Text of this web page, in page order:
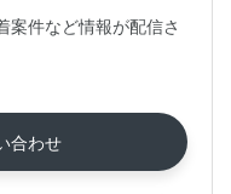
案件など情報が配信さ
合わせ